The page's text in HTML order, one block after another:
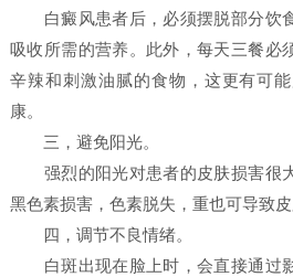
白癜风患者后，必须摆脱部分饮
吸收所需的营养。此外，每天三餐必
辛辣和刺激油腻的食物，这更有可
康。
三，避免阳光。
强烈的阳光对患者的皮肤损害很大
黑色素损害，色素脱失，重也可导致皮
四，调节不良情绪。
白斑出现在脸上时，会直接通过